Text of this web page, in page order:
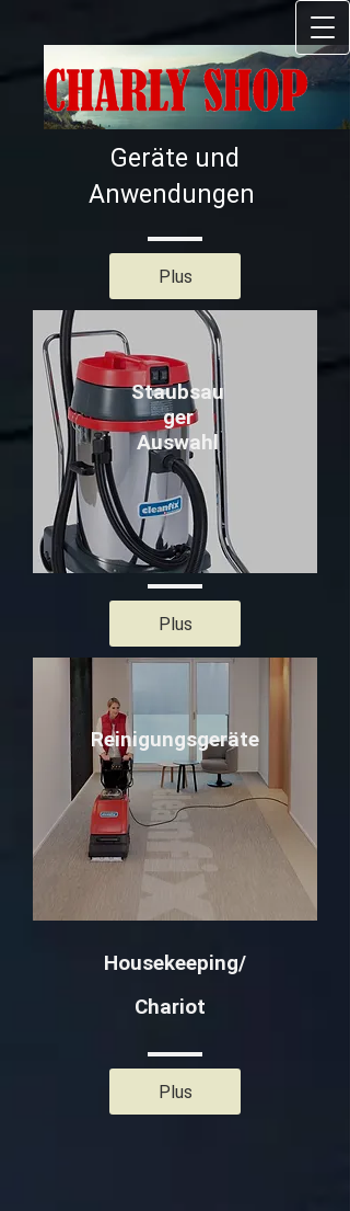
GmbH
Geräte und
Anwendungen
Plus
Staubsau
ger
Auswahl
Plus
Reinigungsgeräte
Housekeeping/
Chariot
Plus